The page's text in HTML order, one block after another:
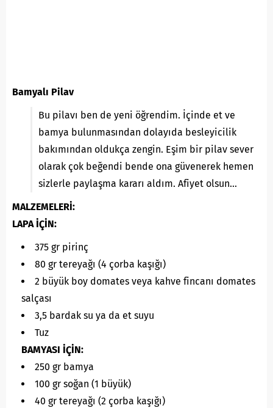
Bamyalı Pilav
Bu pilavı ben de yeni öğrendim. İçinde et ve
bamya bulunmasından dolayıda besleyicilik
bakımından oldukça zengin. Eşim bir pilav sever
olarak çok beğendi bende ona güvenerek hemen
sizlerle paylaşma kararı aldım. Afiyet olsun…
MALZEMELERİ:
LAPA İÇİN:
375 gr pirinç
80 gr tereyağı (4 çorba kaşığı)
2 büyük boy domates veya kahve fincanı domates
salçası
3,5 bardak su ya da et suyu
Tuz
BAMYASI İÇİN:
250 gr bamya
100 gr soğan (1 büyük)
40 gr tereyağı (2 çorba kaşığı)